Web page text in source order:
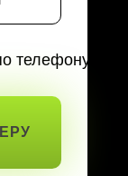
телефону